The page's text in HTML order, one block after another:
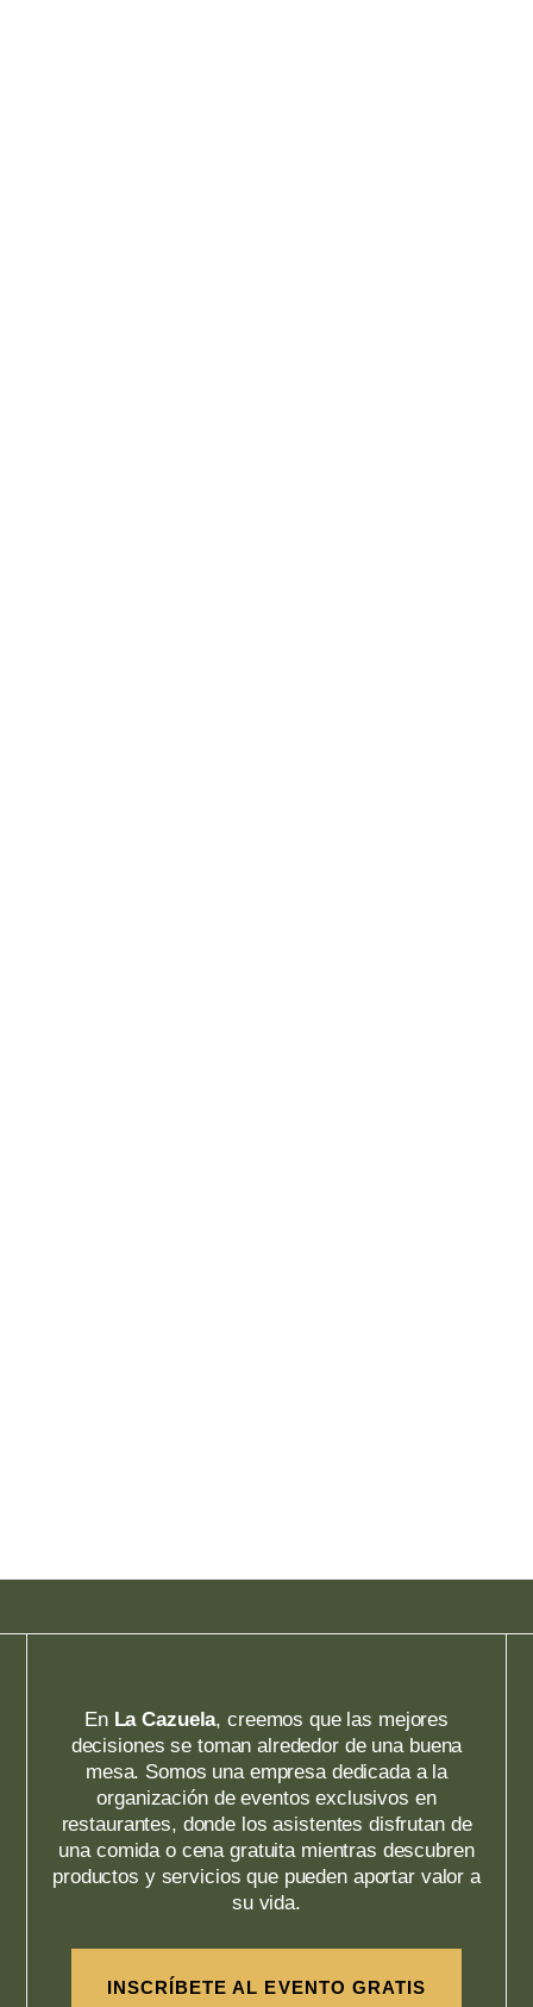
En La Cazuela, creemos que las mejores
decisiones se toman alrededor de una buena
mesa. Somos una empresa dedicada a la
organización de eventos exclusivos en
restaurantes, donde los asistentes disfrutan de
una comida o cena gratuita mientras descubren
productos y servicios que pueden aportar valor a
su vida.
INSCRÍBETE AL EVENTO GRATIS